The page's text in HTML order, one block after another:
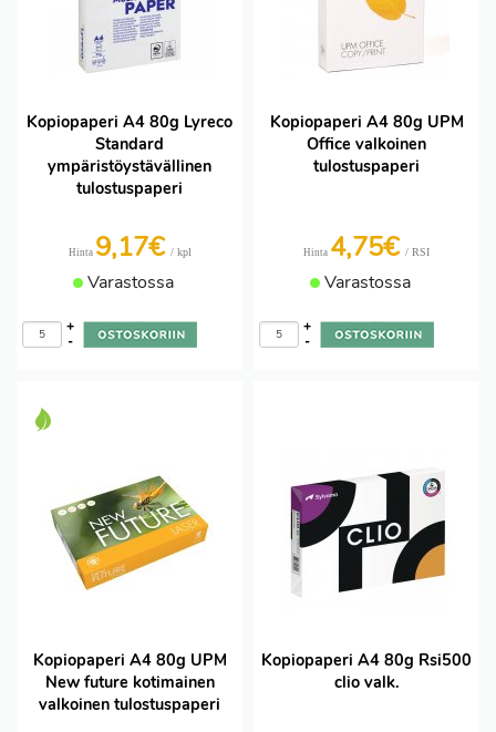
Kopiopaperi A4 80g Lyreco
Standard
ympäristöystävällinen
tulostuspaperi
Hinta 9,17€ / kpl
Varastossa
-
+
Kopiopaperi A4 80g UPM
Office valkoinen
tulostuspaperi
Hinta 4,75€ / RSI
Varastossa
-
+
Kopiopaperi A4 80g UPM
New future kotimainen
valkoinen tulostuspaperi
Kopiopaperi A4 80g Rsi500
clio valk.